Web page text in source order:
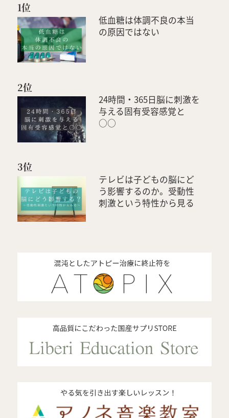
1位
低血糖は体調不良の本当
の原因ではない
2位
24時間・365日脳に刺激を
与える固有受容感覚と
○○
3位
テレビは子どもの脳にど
う影響するのか。受動性
刺激という特性から見る